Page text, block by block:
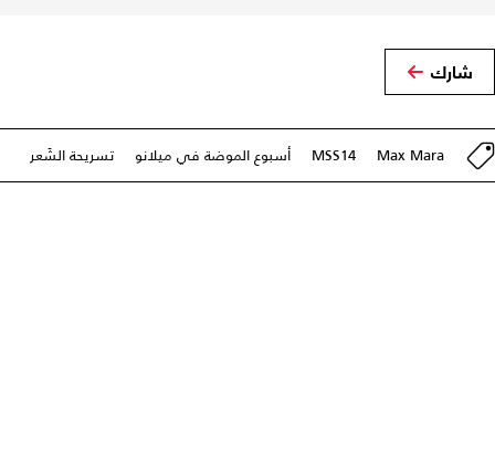
شارك
Max Mara
MSS14 أسبوع الموضة في ميلانو تسريحة الشَعر